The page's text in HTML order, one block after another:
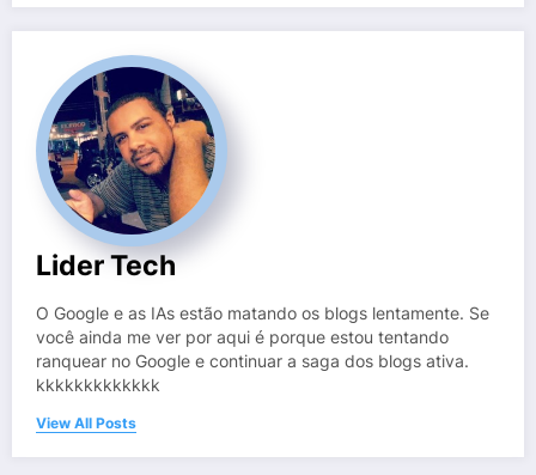
Lider Tech
O Google e as IAs estão matando os blogs lentamente. Se
você ainda me ver por aqui é porque estou tentando
ranquear no Google e continuar a saga dos blogs ativa.
kkkkkkkkkkkkk
View All Posts